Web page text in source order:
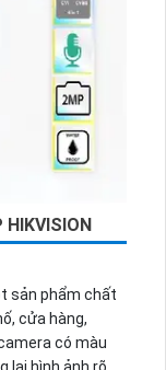
HIKVISION
sản phẩm chất
cửa hàng,
có màu
lại hình ảnh rõ